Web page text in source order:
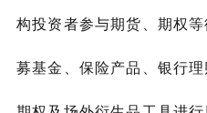
构投资者参与期货、期权
募基金、保险产品、银行